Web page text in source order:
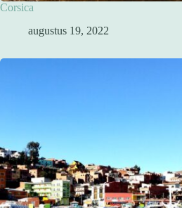
Corsica
augustus 19, 2022